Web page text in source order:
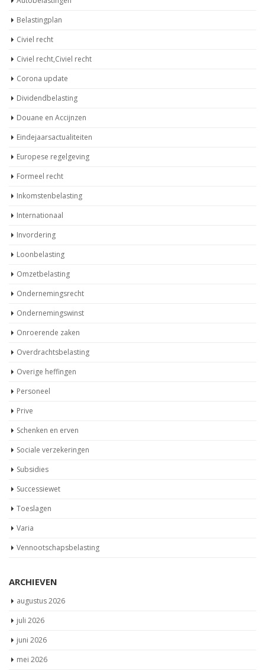
Autobelastingen
Belastingplan
Civiel recht
Civiel recht,Civiel recht
Corona update
Dividendbelasting
Douane en Accijnzen
Eindejaarsactualiteiten
Europese regelgeving
Formeel recht
Inkomstenbelasting
Internationaal
Invordering
Loonbelasting
Omzetbelasting
Ondernemingsrecht
Ondernemingswinst
Onroerende zaken
Overdrachtsbelasting
Overige heffingen
Personeel
Prive
Schenken en erven
Sociale verzekeringen
Subsidies
Successiewet
Toeslagen
Varia
Vennootschapsbelasting
ARCHIEVEN
augustus 2026
juli 2026
juni 2026
mei 2026